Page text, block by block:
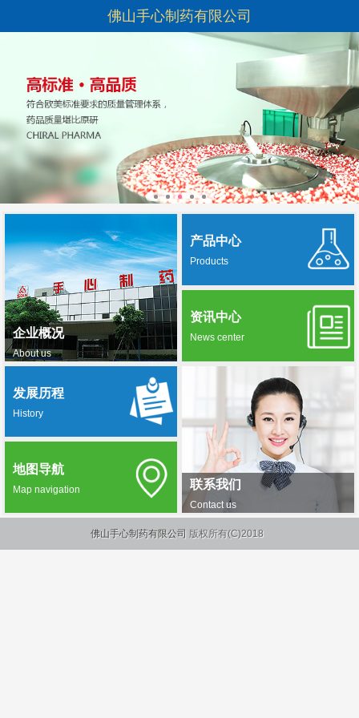
佛山手心制药有限公司
企业概况
About us
产品中心
Products
资讯中心
News center
联系我们
Contact us
发展历程
History
地图导航
Map navigation
佛山手心制药有限公司 版权所有(C)2018